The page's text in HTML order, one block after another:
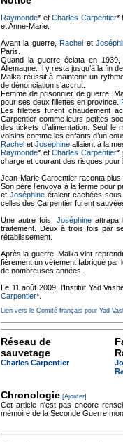
Raymonde* etCharles Carpentier*
et Anne-Marie.
Avant la guerre,Rachel et
Paris.
Quand la guerre éclata en 1939,
Allemagne. Il y resta jusqu’à la fin
Malka réussit à maintenir un
de dénonciation s’accrut.
Femme de prisonnier de guerre,
pour ses deux fillettes en province.
Les fillettes furent chaudement
Carpentier comme leurs petites
des tickets d’alimentation. Seul le
voisins comme les enfants d’un
Rachel et Joséphine allaient à la
Raymonde* etCharles Carpentier*
charge et courant des risques pour
Jean-Marie Carpentier raconta plus
Son père l’envoya à la ferme pour
et Joséphineétaient cachées sous
celles des Carpentier furent
Une autre fois, Joséphineattrapa
traitement. Deux à trois fois par
rétablissement.
Après la guerre, Malka vint
fièrement un vêtement fabriqué par
de nombreuses années.
Le 11 août 2009, l’Institut Yad
Carpentier*.
Lien vers le Comité français pour Yad
Réseau de
sauvetage
Charles Carpentier
Chronologie [Ajouter]
Cet article n'est pas encore
mémoire de la Seconde Guerre